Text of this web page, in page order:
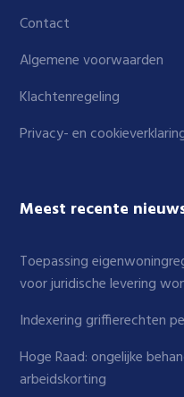
Contact
Algemene voorwaarden
Klachtenregeling
Privacy- en
Meest recente
Toepassing
voor juridische levering
Indexering griffierechten
Hoge Raad: ongelijke
arbeidskorting